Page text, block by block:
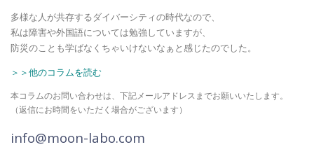
多様な人が共存するダイバーシティの時代なので、
私は障害や外国語については勉強していますが、
防災のことも学ばなくちゃいけないなぁと感じたのでした。
＞＞他のコラムを読む
本コラムのお問い合わせは、下記メールアドレスまでお願いいたします。
（返信にお時間をいただく場合がございます）
info@moon-labo.com